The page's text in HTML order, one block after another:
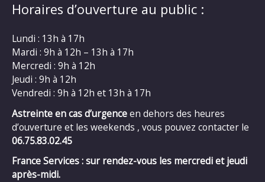
Horaires d’ouverture au public :
Lundi : 13h à 17h
Mardi : 9h à 12h – 13h à 17h
Mercredi : 9h à 12h
Jeudi : 9h à 12h
Vendredi : 9h à 12h et 13h à 17h
Astreinte en cas d’urgenceen dehors des heures
d’ouverture et les weekends , vous pouvez contacter le
06.75.83.02.45
France Services : sur rendez-vous les mercredi et jeudi
après-midi.